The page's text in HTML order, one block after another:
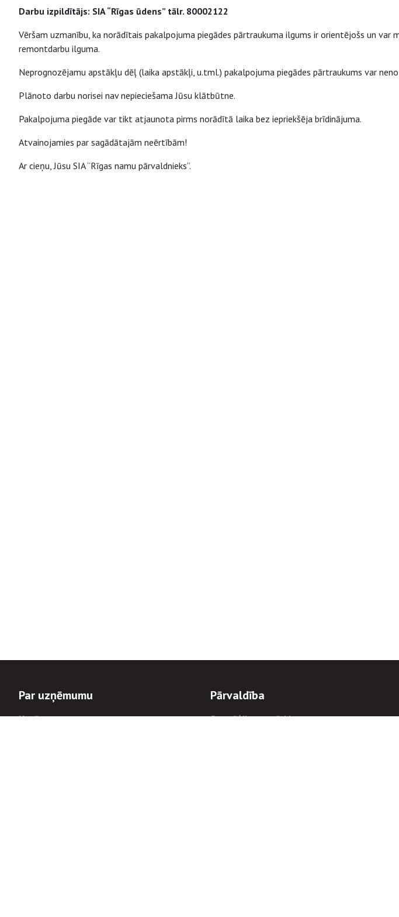
Darbu izpildītājs: SIA “Rīgas ūdens” tālr. 80002122
Vēršam uzmanību, ka norādītais pakalpojuma piegādes pārtraukuma ilgums ir orientējošs un var
remontdarbu ilguma.
Neprognozējamu apstākļu dēļ (laika apstākļi, u.tml.) pakalpojuma piegādes pārtraukums var
Plānoto darbu norisei nav nepieciešama Jūsu klātbūtne.
Pakalpojuma piegāde var tikt atjaunota pirms norādītā laika bez iepriekšēja brīdinājuma.
Atvainojamies par sagādātajām neērtībām!
Ar cieņu, Jūsu SIA “Rīgas namu pārvaldnieks”.
Par uzņēmumu
Uzņēmums
Pārvaldība
Stratēģija un mērķi